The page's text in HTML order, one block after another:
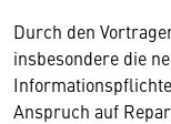
Durch den
insbesondere die
Anspruch auf